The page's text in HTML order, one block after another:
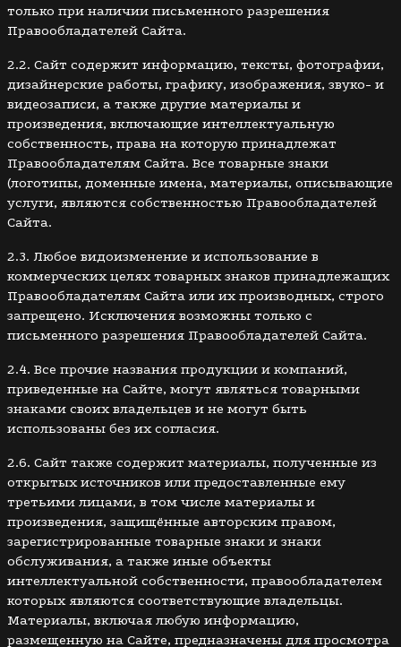
только при наличии письменного разрешения
Правообладателей Сайта.
2.2. Сайт содержит информацию, тексты, фотографии,
дизайнерские работы, графику, изображения, звуко- и
видеозаписи, а также другие материалы и
произведения, включающие интеллектуальную
собственность, права на которую принадлежат
Правообладателям Сайта. Все товарные знаки
(логотипы, доменные имена, материалы, описывающие
услуги, являются собственностью Правообладателей
Сайта.
2.3. Любое видоизменение и использование в
коммерческих целях товарных знаков принадлежащих
Правообладателям Сайта или их производных, строго
запрещено. Исключения возможны только с
письменного разрешения Правообладателей Сайта.
2.4. Все прочие названия продукции и компаний,
приведенные на Сайте, могут являться товарными
знаками своих владельцев и не могут быть
использованы без их согласия.
2.6. Сайт также содержит материалы, полученные из
открытых источников или предоставленные ему
третьими лицами, в том числе материалы и
произведения, защищённые авторским правом,
зарегистрированные товарные знаки и знаки
обслуживания, а также иные объекты
интеллектуальной собственности, правообладателем
которых являются соответствующие владельцы.
Материалы, включая любую информацию,
размещенную на Сайте, предназначены для просмотра